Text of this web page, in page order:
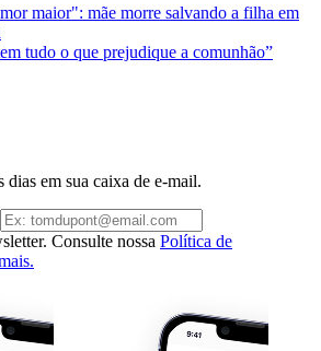
maior": mãe morre salvando a filha em
tudo o que prejudique a comunhão”
dias em sua caixa de e-mail.
Consulte nossa Política de